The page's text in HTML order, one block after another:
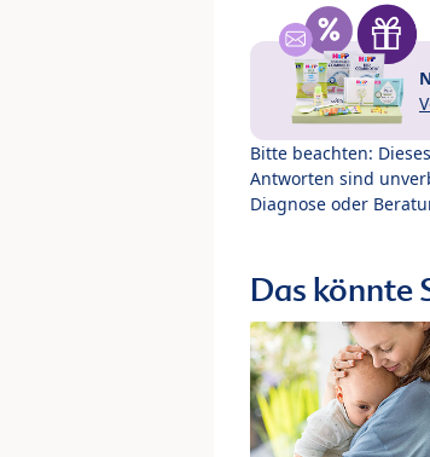
Bitte beachten:
Antworten sind
Diagnose oder
Das könnte